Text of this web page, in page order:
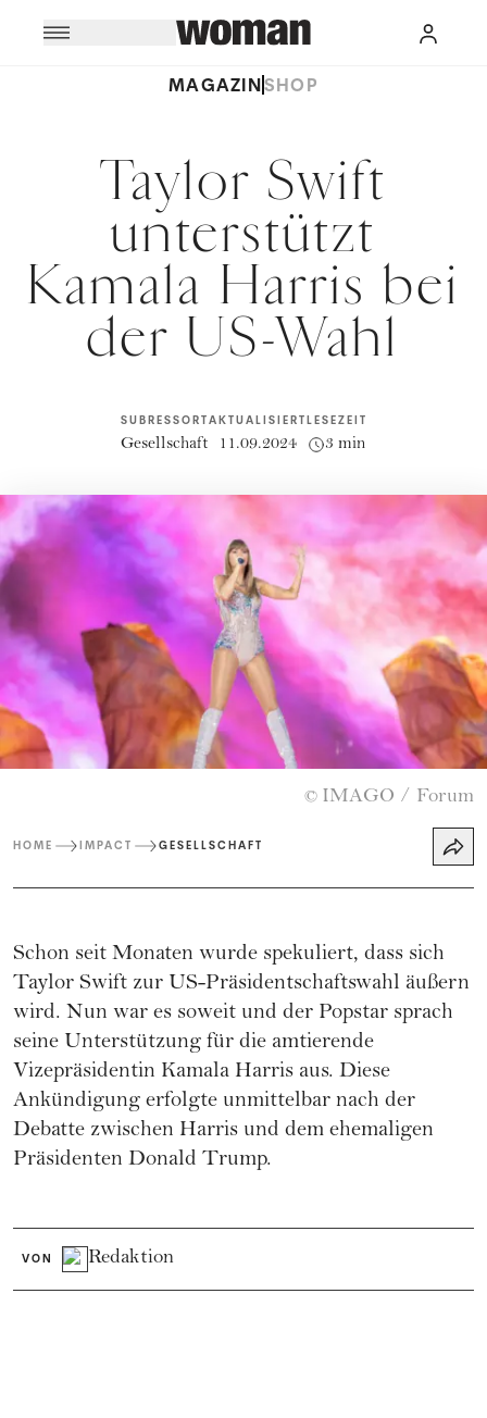
MAGAZINSHOP
Taylor Swift
unterstützt
Kamala Harris bei
der US-Wahl
SUBRESSORT
Gesellschaft
AKTUALISIERT
11.09.2024
LESEZEIT
3 min
© IMAGO / Forum
HOME IMPACT GESELLSCHAFT
Schon seit Monaten wurde spekuliert, dass sich
Taylor Swift zur US-Präsidentschaftswahl äußern
wird. Nun war es soweit und der Popstar sprach
seine Unterstützung für die amtierende
Vizepräsidentin Kamala Harris aus. Diese
Ankündigung erfolgte unmittelbar nach der
Debatte zwischen Harris und dem ehemaligen
Präsidenten Donald Trump.
VON Redaktion